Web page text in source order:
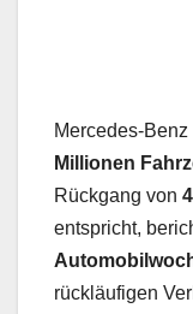
Mercedes-
Millionen
Rückgang von
entspricht,
rückläufigen